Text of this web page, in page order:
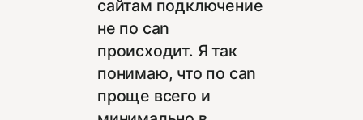
сайтам подключение
не по can
происходит. Я так
понимаю, что по can
проще всего и